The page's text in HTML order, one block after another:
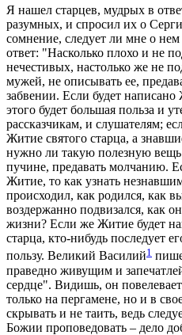
Я нашел старцев, мудрых в
разумных, и спросил их о
сомнение, следует ли мне о
ответ: "Насколько плохо и не
нечестивых, настолько же не
мужей, не описывать ее,
забвении. Если будет
этого будет большая польза и
рассказчикам, и слушателям;
Житие святого старца, а
нужно ли такую полезную вещь
пучине, предавать молчанию.
Житие, то как узнать
происходил, как родился, как
воздержанно подвизался, как
жизни? Если же Житие будет
старца, кто-нибудь последует
пользу. Великий Василий1
праведно живущим и
сердце". Видишь, он
только на пергамене, но и в
скрывать и не таить, ведь
Божии проповедовать – дело